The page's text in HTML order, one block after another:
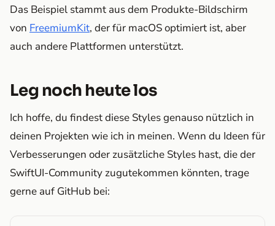
Das Beispiel stammt aus dem Produkte-Bildschirm
von FreemiumKit, der für macOS optimiert ist, aber
auch andere Plattformen unterstützt.
Leg noch heute los
Ich hoffe, du findest diese Styles genauso nützlich in
deinen Projekten wie ich in meinen. Wenn du Ideen für
Verbesserungen oder zusätzliche Styles hast, die der
SwiftUI-Community zugutekommen könnten, trage
gerne auf GitHub bei: